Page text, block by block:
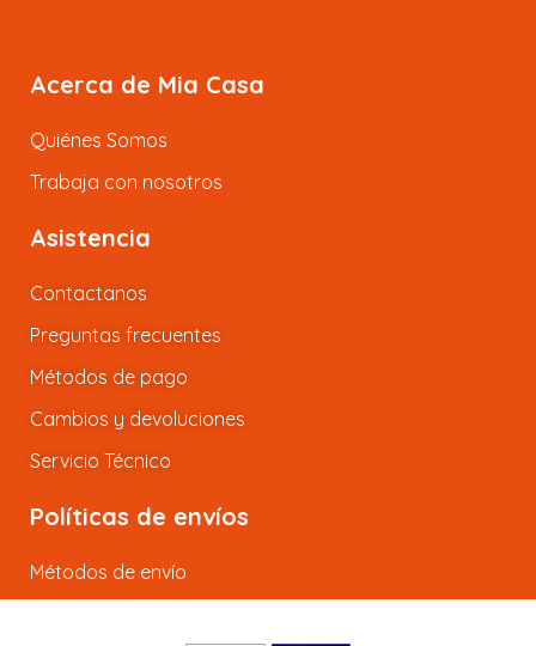
Acerca de Mia Casa
Quiénes Somos
Trabaja con nosotros
Asistencia
Contactanos
Preguntas frecuentes
Métodos de pago
Cambios y devoluciones
Servicio Técnico
Políticas de envíos
Métodos de envío